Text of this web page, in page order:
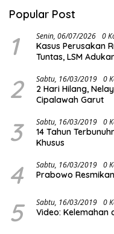
Popular Post
1 Senin, 06/07/2026 0
Kasus Perusakan
Tuntas, LSM
2 Sabtu, 16/03/2019 0
2 Hari Hilang,
Cipalawah Garut
3 Sabtu, 16/03/2019 0
14 Tahun
Khusus
4 Sabtu, 16/03/2019 0
Prabowo
5 Sabtu, 16/03/2019 0
Video: Kelemahan